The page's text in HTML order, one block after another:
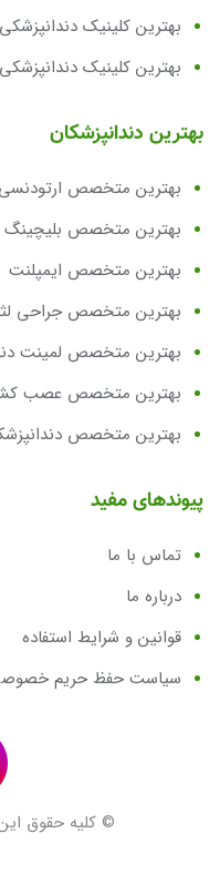
بهترین کلینیک
بهترین کلینیک
بهترین دندانپزشکان
بهترین متخصص ارتودنسی
بهترین متخصص بلیچینگ
بهترین متخصص ایمپلنت
بهترین متخصص جراحی
بهترین متخصص لمینت
بهترین متخصص عصب
بهترین متخصص
پیوندهای مفید
تماس با ما
درباره ما
قوانین و شرایط استفاده
سیاست حفظ حریم
© کلیه حقوق